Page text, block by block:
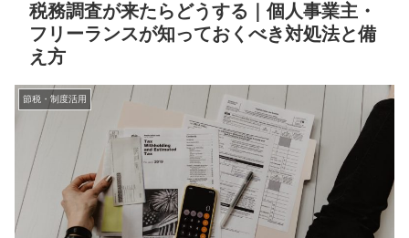
税務調査が来たらどうする｜個人事業主・
フリーランスが知っておくべき対処法と備
え方
節税・制度活用